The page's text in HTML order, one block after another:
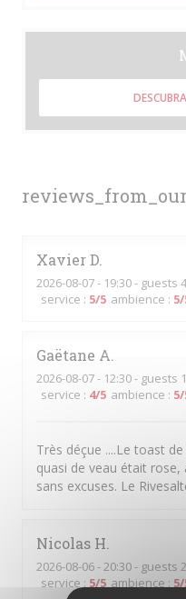
XavierD
2026-08-07- 19:30 - guests 4
service : 5/5 ambience : 5/
Gaëtane A
2026-08-07- 12:30 - guests 1
service : 4/5 ambience : 5/
Très déçue ....Le toast
quasi de veau était rose,
sans excuses. Le
Nicolas H
2026-08-06- 20:30 - guests 2
service : 5/5 ambience : 5/